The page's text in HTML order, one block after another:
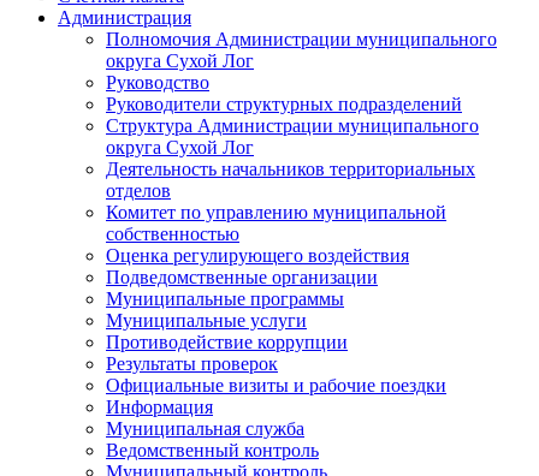
Администрация
Полномочия Администрации муниципального
округа Сухой Лог
Руководство
Руководители структурных подразделений
Структура Администрации муниципального
округа Сухой Лог
Деятельность начальников территориальных
отделов
Комитет по управлению муниципальной
собственностью
Оценка регулирующего воздействия
Подведомственные организации
Муниципальные программы
Муниципальные услуги
Противодействие коррупции
Результаты проверок
Официальные визиты и рабочие поездки
Информация
Муниципальная служба
Ведомственный контроль
Муниципальный контроль